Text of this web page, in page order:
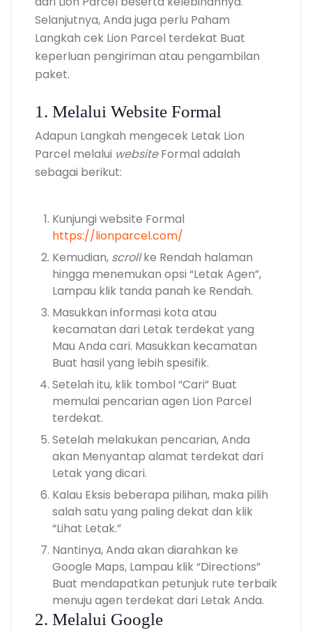
Selanjutnya, Anda juga perlu Paham
Langkah cek Lion Parcel terdekat Buat
keperluan pengiriman atau pengambilan
paket.
1. Melalui Website Formal
Adapun Langkah mengecek Letak Lion
Parcel melalui websiteFormal adalah
sebagai berikut:
Kunjungi website Formal
https://lionparcel.com/
Kemudian, scrollke Rendah halaman
hingga menemukan opsi “Letak Agen”,
Lampau klik tanda panah ke Rendah.
Masukkan informasi kota atau
kecamatan dari Letak terdekat yang
Mau Anda cari. Masukkan kecamatan
Buat hasil yang lebih spesifik.
Setelah itu, klik tombol “Cari” Buat
memulai pencarian agen Lion Parcel
terdekat.
Setelah melakukan pencarian, Anda
akan Menyantap alamat terdekat dari
Letak yang dicari.
Kalau Eksis beberapa pilihan, maka pilih
salah satu yang paling dekat dan klik
“Lihat Letak.”
Nantinya, Anda akan diarahkan ke
Google Maps, Lampau klik “Directions”
Buat mendapatkan petunjuk rute terbaik
menuju agen terdekat dari Letak Anda.
2. Melalui Google